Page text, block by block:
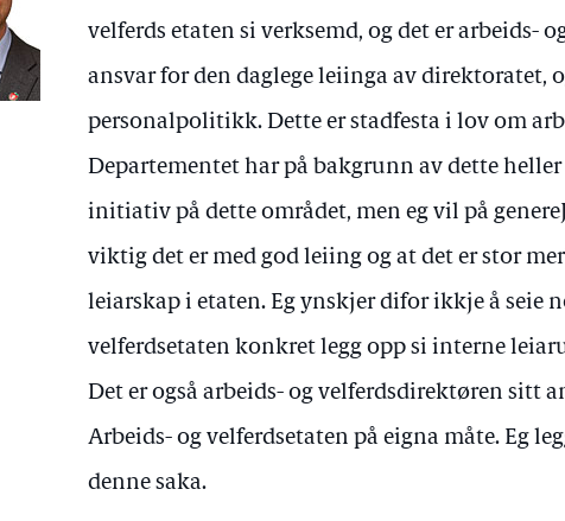
velferds etaten si verksemd, og det er arbeids-
ansvar for den daglege leiinga av direktoratet,
personalpolitikk. Dette er stadfesta i lov om
Departementet har på bakgrunn av dette
initiativ på dette området, men eg vil på
viktig det er med god leiing og at det er stor
leiarskap i etaten. Eg ynskjer difor ikkje å seie
velferdsetaten konkret legg opp si interne
Det er også arbeids- og velferdsdirektøren sitt
Arbeids- og velferdsetaten på eigna måte. Eg
denne saka.